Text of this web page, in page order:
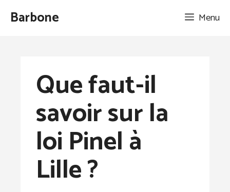
AllerBarbone Menu
Que faut-il
savoir sur la
loi Pinel à
Lille ?